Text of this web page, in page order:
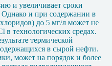
и увеличивает сроки
Однако и при содержании в
до 5 мг/л может не
l в технологических средах.
термической
в сырой нефти.
может на порядок и более